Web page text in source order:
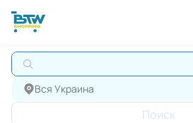
Вся Украина
Поиск